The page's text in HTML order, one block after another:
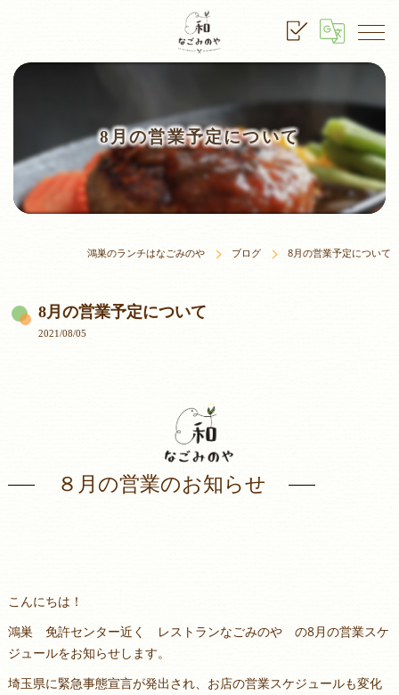
8月の営業予定について
鴻巣のランチはなごみのや ブログ 8月の営業予定について
8月の営業予定について
2021/08/05
８月の営業のお知らせ
こんにちは！
鴻巣 免許センター近く レストランなごみのや の8月の営業スケ
ジュールをお知らせします。
埼玉県に緊急事態宣言が発出され、お店の営業スケジュールも変化